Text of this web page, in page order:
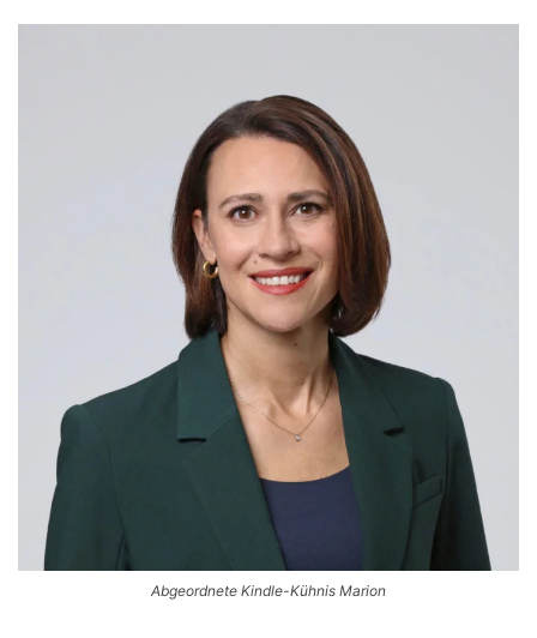
Abgeordnete Kindle-Kühnis Marion